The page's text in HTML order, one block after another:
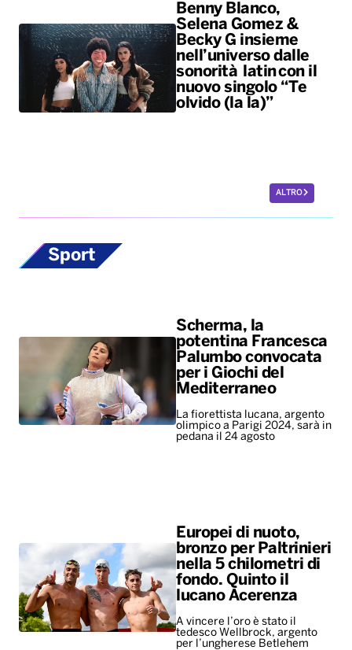
Benny Blanco,
Selena Gomez &
Becky G insieme
nell’universo dalle
sonorità latin con il
nuovo singolo “Te
olvido (la la)”
ALTRO
Sport
Scherma, la
potentina Francesca
Palumbo convocata
per i Giochi del
Mediterraneo
La fiorettista lucana, argento
olimpico a Parigi 2024, sarà in
pedana il 24 agosto
Europei di nuoto,
bronzo per Paltrinieri
nella 5 chilometri di
fondo. Quinto il
lucano Acerenza
A vincere l’oro è stato il
tedesco Wellbrock, argento
per l’ungherese Betlehem